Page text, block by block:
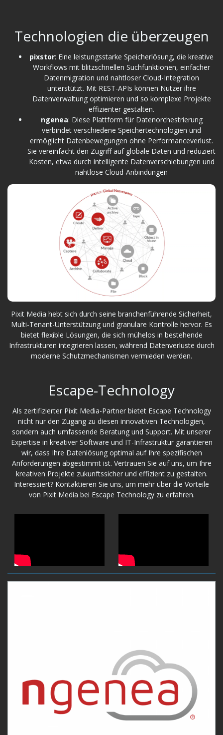
Technologien die überzeugen
pixstor: Eine leistungsstarke Speicherlösung, die kreative
Workflows mit blitzschnellen Suchfunktionen, einfacher
Datenmigration und nahtloser Cloud-Integration
unterstützt. Mit REST-APIs können Nutzer ihre
Datenverwaltung optimieren und so komplexe Projekte
effizienter gestalten.
ngenea: Diese Plattform für Datenorchestrierung
verbindet verschiedene Speichertechnologien und
ermöglicht Datenbewegungen ohne Performanceverlust.
Sie vereinfacht den Zugriff auf globale Daten und reduziert
Kosten, etwa durch intelligente Datenverschiebungen und
nahtlose Cloud-Anbindungen
Pixit Media hebt sich durch seine branchenführende Sicherheit,
Multi-Tenant-Unterstützung und granulare Kontrolle hervor. Es
bietet flexible Lösungen, die sich mühelos in bestehende
Infrastrukturen integrieren lassen, während Datenverluste durch
moderne Schutzmechanismen vermieden werden.
Escape-Technology
Als zertifizierter Pixit Media-Partner bietet Escape Technology
nicht nur den Zugang zu diesen innovativen Technologien,
sondern auch umfassende Beratung und Support. Mit unserer
Expertise in kreativer Software und IT-Infrastruktur garantieren
wir, dass Ihre Datenlösung optimal auf Ihre spezifischen
Anforderungen abgestimmt ist. Vertrauen Sie auf uns, um Ihre
kreativen Projekte zukunftssicher und effizient zu gestalten.
Interessiert? Kontaktieren Sie uns, um mehr über die Vorteile
von Pixit Media bei Escape Technology zu erfahren.